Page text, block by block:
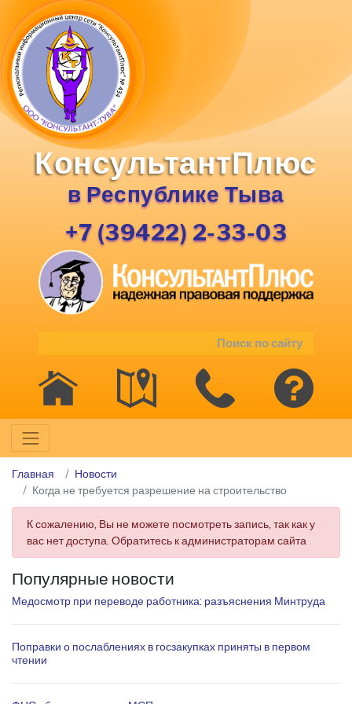
КонсультантПлюс
в Республике Тыва
+7 (39422) 2-33-03
Главная
Новости
Когда не требуется разрешение на строительство
К сожалению, Вы не можете посмотреть запись, так как у
вас нет доступа. Обратитесь к администраторам сайта
Популярные новости
Медосмотр при переводе работника: разъяснения Минтруда
Поправки о послаблениях в госзакупках приняты в первом
чтении